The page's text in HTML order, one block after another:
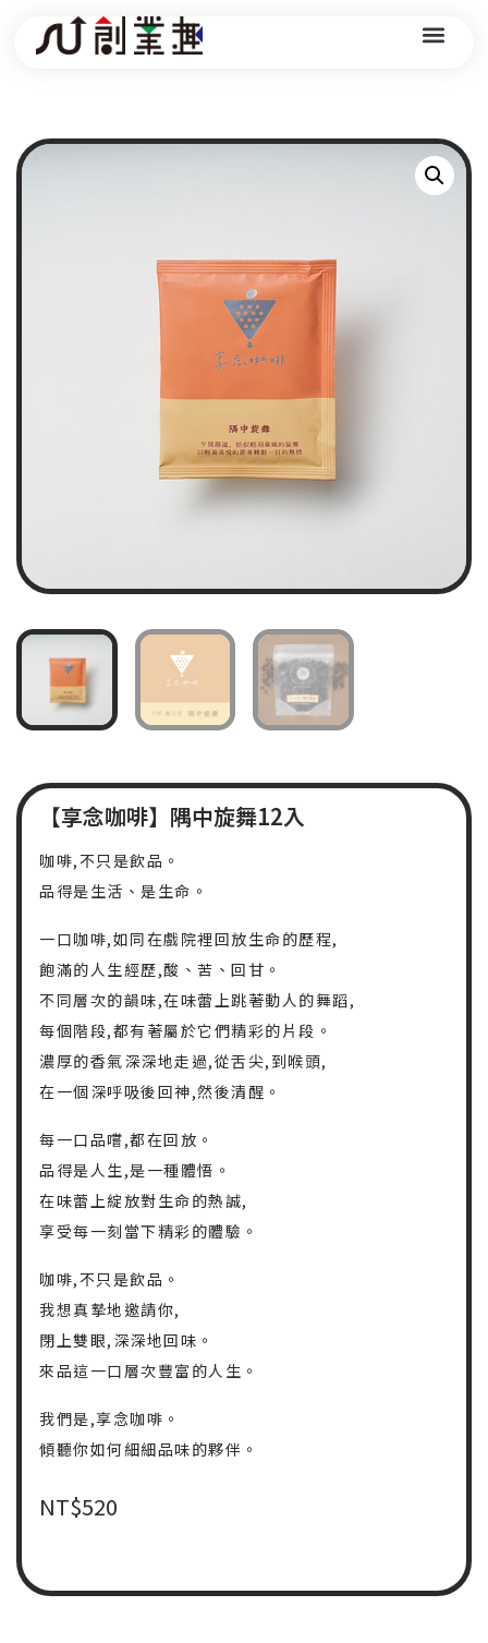
【享念咖啡】隅中旋舞12入
咖啡,不只是飲品。
品得是生活、是生命。
一口咖啡,如同在戲院裡回放生命的歷程,
飽滿的人生經歷,酸、苦、回甘。
不同層次的韻味,在味蕾上跳著動人的舞蹈,
每個階段,都有著屬於它們精彩的片段。
濃厚的香氣深深地走過,從舌尖,到喉頭,
在一個深呼吸後回神,然後清醒。
每一口品嚐,都在回放。
品得是人生,是一種體悟。
在味蕾上綻放對生命的熱誠,
享受每一刻當下精彩的體驗。
咖啡,不只是飲品。
我想真摯地邀請你,
閉上雙眼,深深地回味。
來品這一口層次豐富的人生。
我們是,享念咖啡。
傾聽你如何細細品味的夥伴。
NT$520